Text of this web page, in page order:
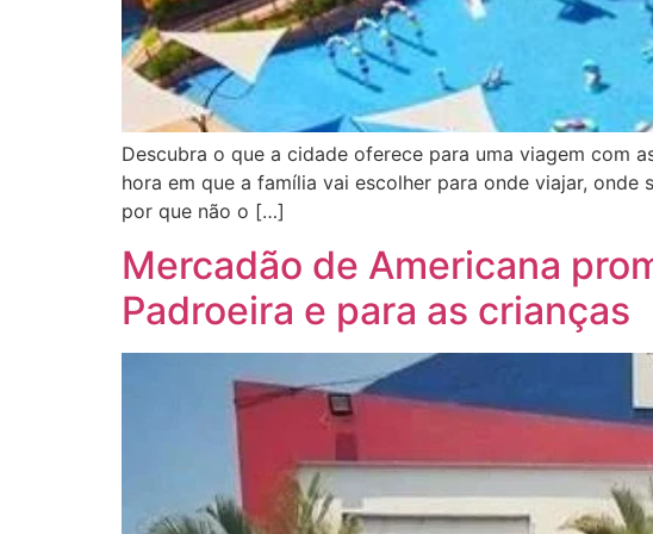
Descubra o que a cidade oferece para uma viagem com
hora em que a família vai escolher para onde viajar,
por que não o […]
Mercadão de Americana
Padroeira e para as crianças